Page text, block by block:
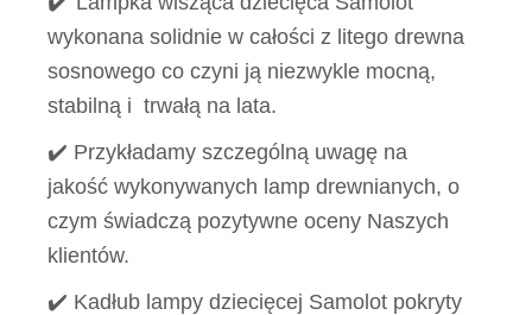
wykonana solidnie w całości z litego drewna
sosnowego co czyni ją niezwykle mocną,
stabilną i trwałą na lata.
✔️ Przykładamy szczególną uwagę na
jakość wykonywanych lamp drewnianych, o
czym świadczą pozytywne oceny Naszych
klientów.
✔️ Kadłub lampy dziecięcej Samolot pokryty